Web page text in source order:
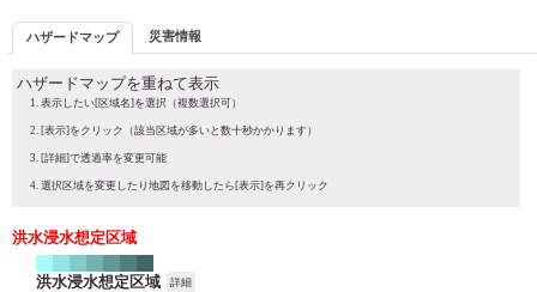
ハザードマップ 災害情報
ハザードマップを重ねて表示
表示したい[区域名]を選択（複数選択可）
[表示]をクリック（該当区域が多いと数十秒かかります）
[詳細]で透過率を変更可能
選択区域を変更したり地図を移動したら[表示]を再クリック
洪水浸水想定区域
洪水浸水想定区域 詳細